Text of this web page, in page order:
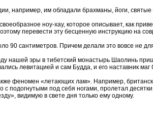
например, им обладали брахманы, йоги,
ноу-хау, которое описывает, как
перевести эту бесценную инструкцию на
90 сантиметров. Причем делали это вовсе не
нашей эры в тибетский монастырь Шаолинь
левитацией и сам Будда, и его наставник
феномен «летающих лам». Например,
подогнутыми под себя ногами, пролетал
видимую в свете дня только ему одному.